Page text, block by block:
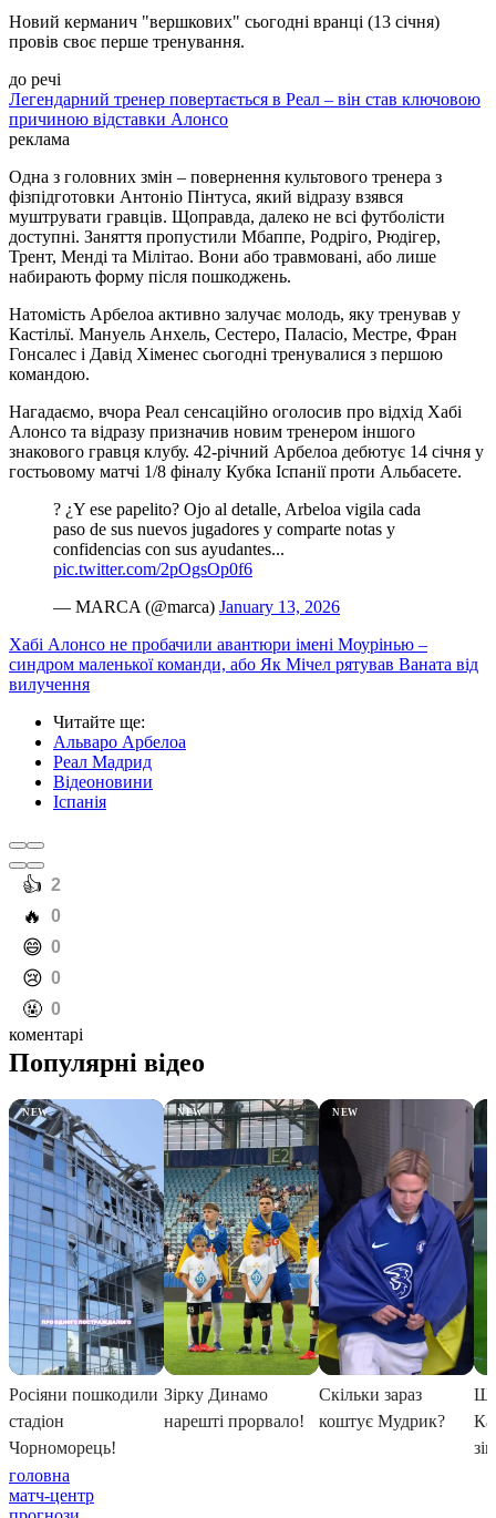
Новий керманич "вершкових" сьогодні вранці (13 січня)
провів своє перше тренування.
до речі
Легендарний тренер повертається в Реал – він став ключовою
причиною відставки Алонсо
реклама
Одна з головних змін – повернення культового тренера з
фізпідготовки Антоніо Пінтуса, який відразу взявся
муштрувати гравців. Щоправда, далеко не всі футболісти
доступні. Заняття пропустили Мбаппе, Родріго, Рюдігер,
Трент, Менді та Мілітао. Вони або травмовані, або лише
набирають форму після пошкоджень.
Натомість Арбелоа активно залучає молодь, яку тренував у
Кастільї. Мануель Анхель, Сестеро, Паласіо, Местре, Фран
Гонсалес і Давід Хіменес сьогодні тренувалися з першою
командою.
Нагадаємо, вчора Реал сенсаційно оголосив про відхід Хабі
Алонсо та відразу призначив новим тренером іншого
знакового гравця клубу. 42-річний Арбелоа дебютує 14 січня у
гостьовому матчі 1/8 фіналу Кубка Іспанії проти Альбасете.
?️ ¿Y ese papelito? Ojo al detalle, Arbeloa vigila cada
paso de sus nuevos jugadores y comparte notas y
confidencias con sus ayudantes...
pic.twitter.com/2pOgsOp0f6
— MARCA (@marca) January 13, 2026
Хабі Алонсо не пробачили авантюри імені Моурінью –
синдром маленької команди, або Як Мічел рятував Ваната від
вилучення
Читайте ще:
Альваро Арбелоа
Реал Мадрид
Відеоновини
Іспанія
️👍 2
️🔥 0
️😄 0
️😢 0
️🤬 0
коментарі
головна
матч-центр